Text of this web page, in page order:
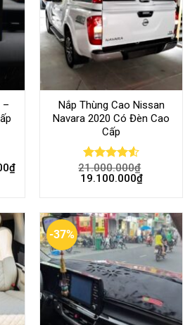
–
₫
Nắp Thùng Cao Nissan
Navara 2020 Có Đèn Cao
Cấp
Rated4.52
out of 5
21.000.000₫
19.100.000₫
-37%